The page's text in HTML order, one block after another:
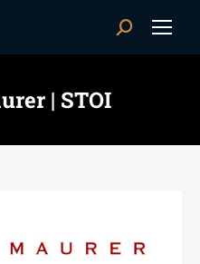
Search:
| STOI